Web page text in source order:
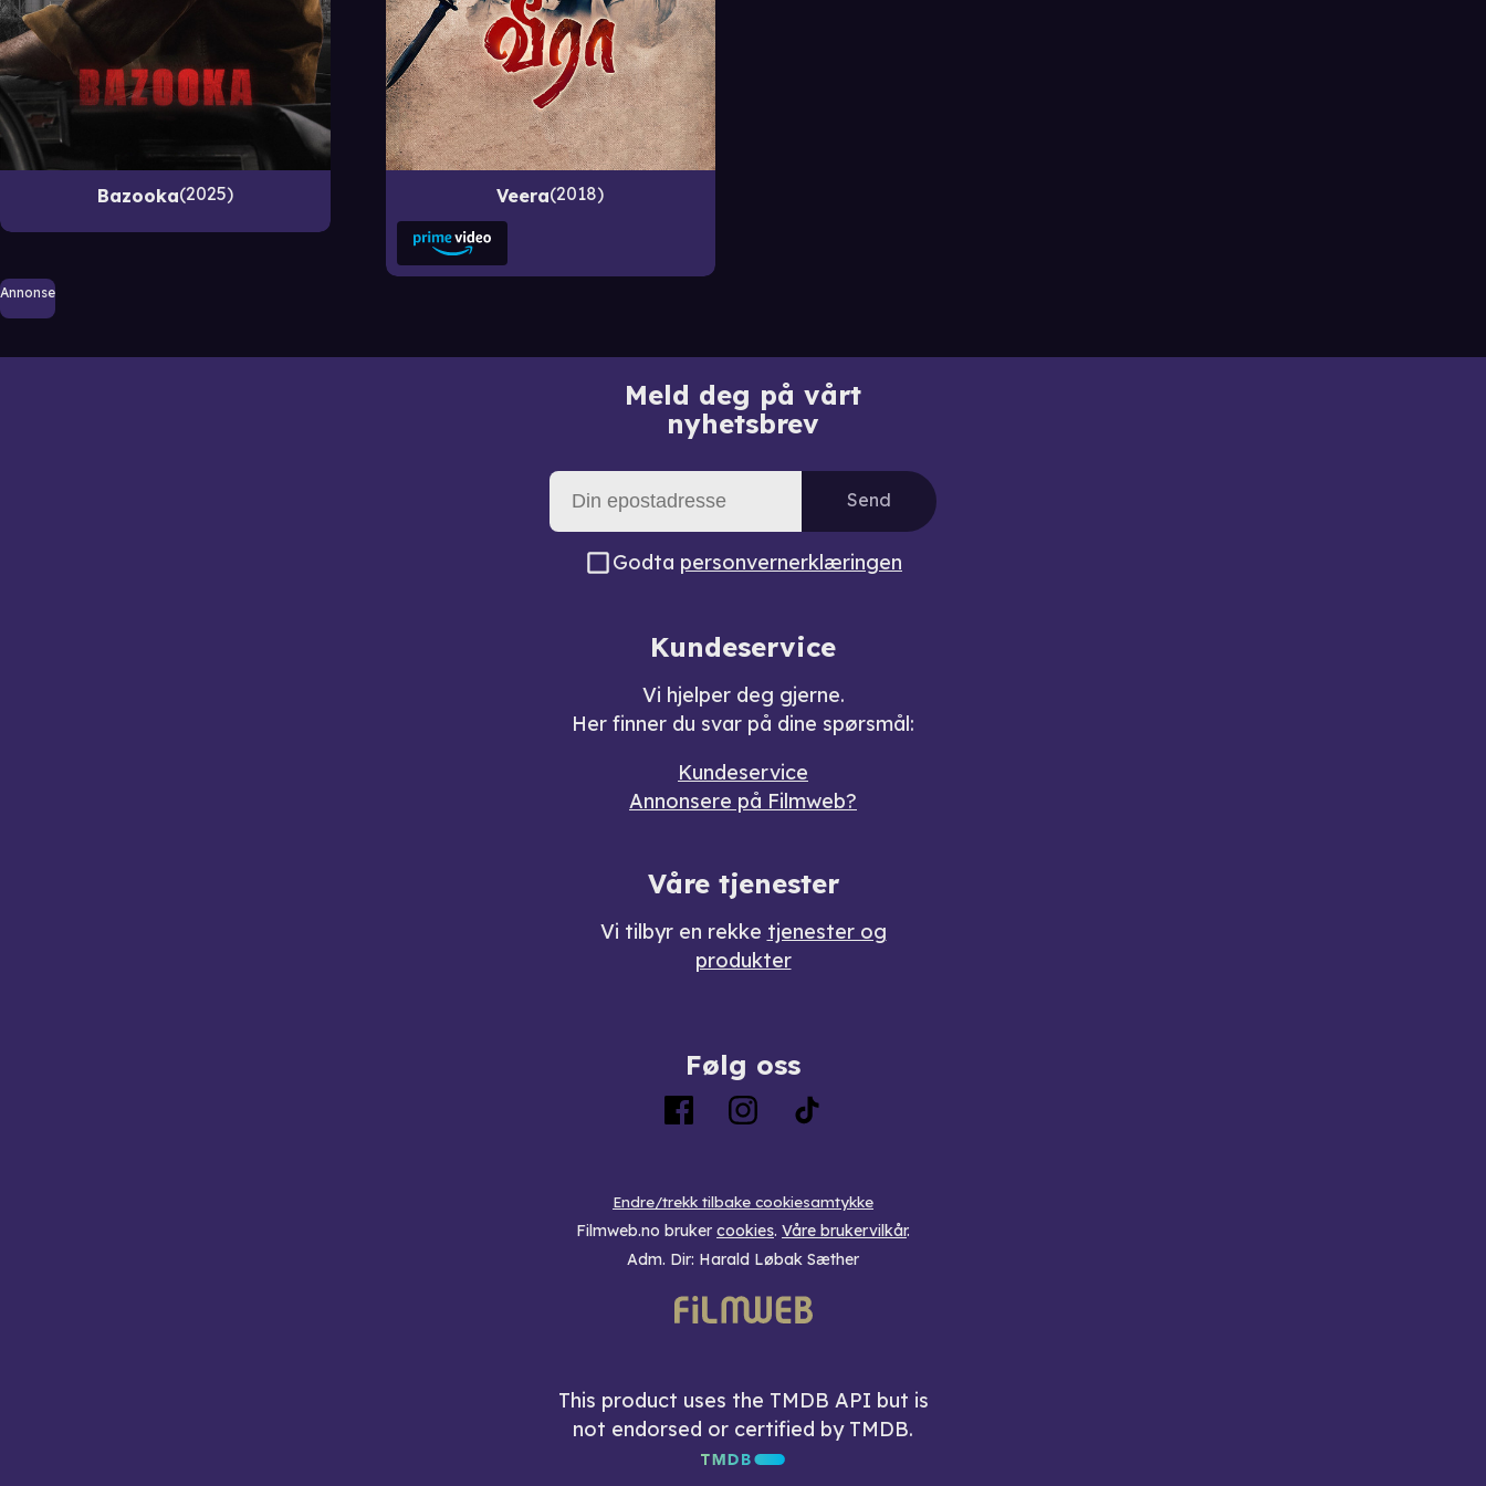
Bazooka 2025 Veera 2018
Annonse
Meld deg på vårt
nyhetsbrev
Send
Godta personvernerklæringen
Kundeservice
Vi hjelper deg gjerne.
Her finner du svar på dine spørsmål:
Kundeservice
Annonsere på Filmweb?
Våre tjenester
Vi tilbyr en rekke tjenester og
produkter
Følg oss
Endre/trekk tilbake cookiesamtykke
Filmweb.no bruker cookies. Våre brukervilkår.
Adm. Dir: Harald Løbak Sæther
This product uses the TMDB API but is
not endorsed or certified by TMDB.